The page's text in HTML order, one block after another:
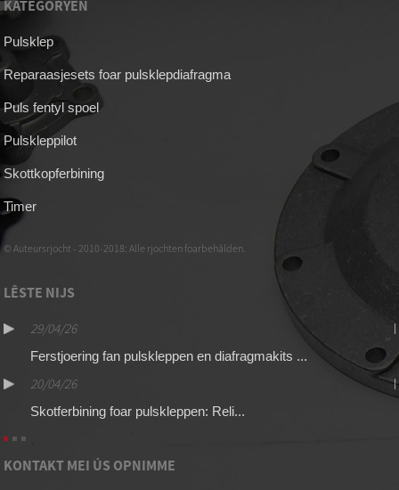
KATEGORYEN
Pulsklep
Reparaasjesets foar pulsklepdiafragma
Puls fentyl spoel
Pulskleppilot
Skottkopferbining
Timer
© Auteursrjocht - 2010-2018: Alle rjochten foarbehâlden.
LÊSTE NIJS
29/04/26
Ferstjoering fan pulskleppen en diafragmakits ...
20/04/26
Skotferbining foar pulskleppen: Reli...
KONTAKT MEI ÚS OPNIMME